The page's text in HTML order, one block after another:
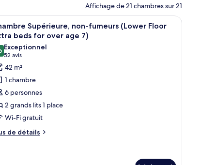
Affichage de 21 chambres sur 21
un canapé, une télévision et une fenêtre donnant sur la ville.
:
Une chambre d’hôtel avec un grand lit, un
6
Supérieure, non-fumeurs (Lower Floor
beds for over age 7)
sur 10
Exceptionnel
52 avis
(52 avis)
42 m²
1 chambre
6 personnes
2 grands lits 1 place
Wi-Fi gratuit
de détails